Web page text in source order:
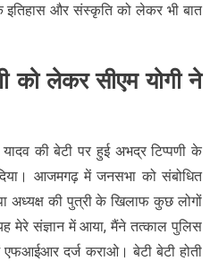
इतिहास और संस्कृति को लेकर भी बात
को लेकर सीएम योगी ने
की बेटी पर हुई अभद्र टिप्पणी के
आजमगढ़ में जनसभा को संबोधित
अध्यक्ष की पुत्री के खिलाफ कुछ लोगों
मेरे संज्ञान में आया, मैंने तत्काल पुलिस
दर्ज कराओ। बेटी बेटी होती